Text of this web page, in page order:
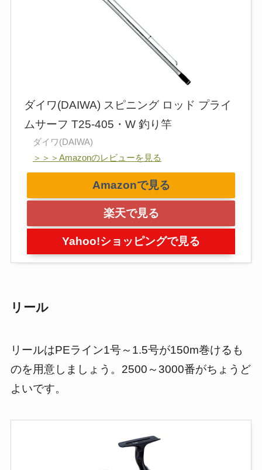
ダイワ(DAIWA) スピニング ロッド プライ
ムサーフ T25-405・W 釣り竿
ダイワ(DAIWA)
＞＞＞Amazonのレビューを見る
Amazonで見る
楽天で見る
Yahoo!ショッピングで見る
リール
リールはPEライン1号～1.5号が150m巻けるも
のを用意しましょう。2500～3000番がちょうど
よいです。